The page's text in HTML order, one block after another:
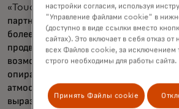
«Touch» был задуман компанией
партнёрстве с австралийским
более широкой региональной
продвижению инклюзии людей с
возможностями. Режиссёр Тони Кравиц
опирается на насыщенные звуковые
атмосферную музыку, тщательно
выразительные актёры, чтобы
настройки согласия, используя
"Управление файлами cookie" в
(доступно в виде ссылки вместо
сайтах). Это включает в себя отказ от
всех Файлов cookie, за исключением
строго необходимы для работы сайта.
Принять Файлы cookie